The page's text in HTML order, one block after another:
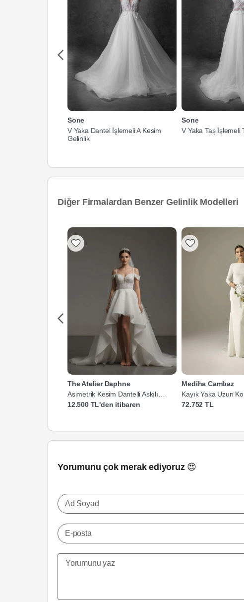
Sone
V Yaka Dantel İşlemeli A Kesim
Gelinlik
Sone
V Yaka Taş İşlemeli
Diğer Firmalardan Benzer Gelinlik Modelleri
The Atelier Daphne
Asimetrik Kesim Dantelli Askılı
Gelinlik
12.500 TL'den itibaren
Mediha Cambaz
Kayık Yaka Uzun
Gelinlik
72.752 TL
Yorumunu çok merak ediyoruz 😍
Ad Soyad
E-posta